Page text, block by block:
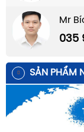
Mr
035
SẢN PHẨM